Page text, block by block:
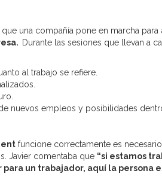
una compañía pone en marcha para
Durante las sesiones que llevan a
al trabajo se refiere.
nuevos empleos y posibilidades
funcione correctamente es
Javier comentaba que “si estamos
un trabajador, aquí la